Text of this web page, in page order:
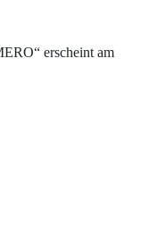
erscheint am